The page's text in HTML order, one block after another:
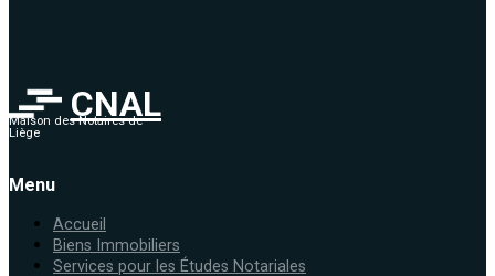
CNAL
Maison des Notaires de
Liège
Menu
Accueil
Biens Immobiliers
Services pour les Études Notariales